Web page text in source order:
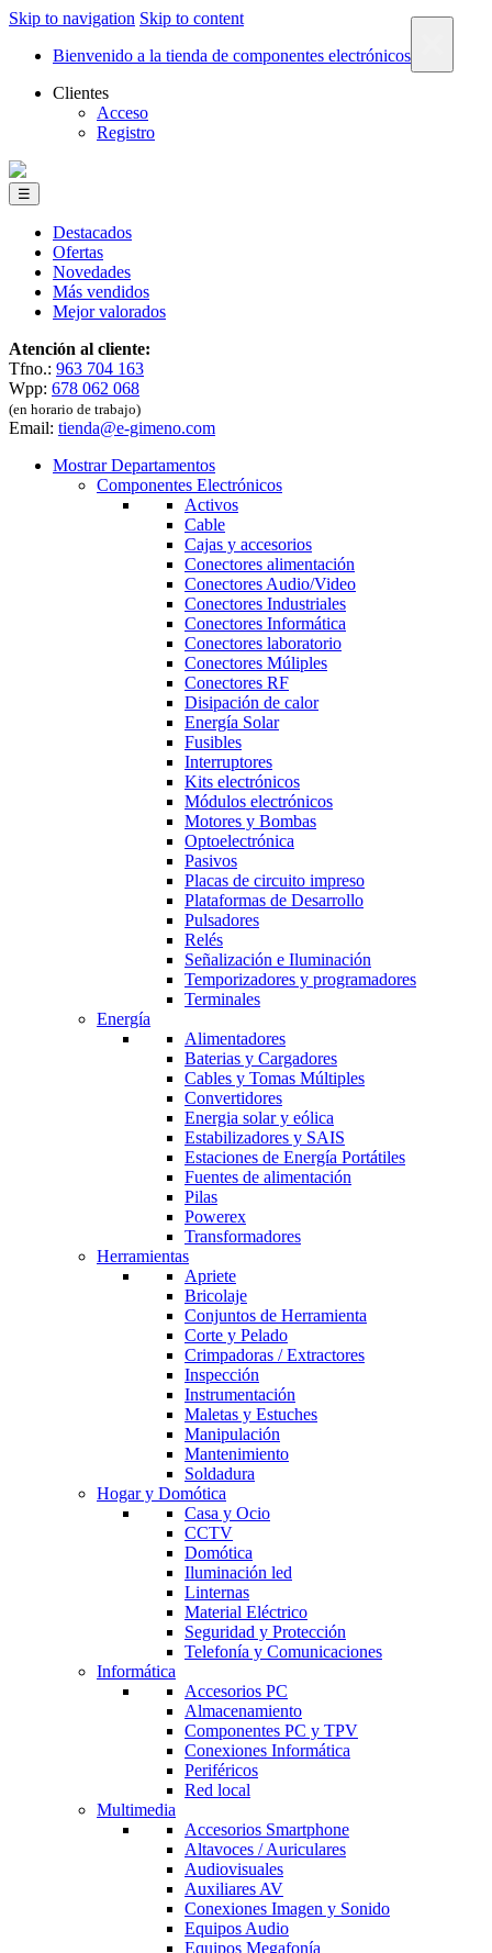
Skip to navigation Skip to content
Bienvenido a la tienda de componentes electrónicos
Clientes
Acceso
Registro
☰
Destacados
Ofertas
Novedades
Más vendidos
Mejor valorados
Atención al cliente:
Tfno.: 963 704 163
Wpp: 678 062 068
(en horario de trabajo)
Email: tienda@e-gimeno.com
Mostrar Departamentos
Componentes Electrónicos
Activos
Cable
Cajas y accesorios
Conectores alimentación
Conectores Audio/Video
Conectores Industriales
Conectores Informática
Conectores laboratorio
Conectores Múliples
Conectores RF
Disipación de calor
Energía Solar
Fusibles
Interruptores
Kits electrónicos
Módulos electrónicos
Motores y Bombas
Optoelectrónica
Pasivos
Placas de circuito impreso
Plataformas de Desarrollo
Pulsadores
Relés
Señalización e Iluminación
Temporizadores y programadores
Terminales
Energía
Alimentadores
Baterias y Cargadores
Cables y Tomas Múltiples
Convertidores
Energia solar y eólica
Estabilizadores y SAIS
Estaciones de Energía Portátiles
Fuentes de alimentación
Pilas
Powerex
Transformadores
Herramientas
Apriete
Bricolaje
Conjuntos de Herramienta
Corte y Pelado
Crimpadoras / Extractores
Inspección
Instrumentación
Maletas y Estuches
Manipulación
Mantenimiento
Soldadura
Hogar y Domótica
Casa y Ocio
CCTV
Domótica
Iluminación led
Linternas
Material Eléctrico
Seguridad y Protección
Telefonía y Comunicaciones
Informática
Accesorios PC
Almacenamiento
Componentes PC y TPV
Conexiones Informática
Periféricos
Red local
Multimedia
Accesorios Smartphone
Altavoces / Auriculares
Audiovisuales
Auxiliares AV
Conexiones Imagen y Sonido
Equipos Audio
Equipos Megafonía